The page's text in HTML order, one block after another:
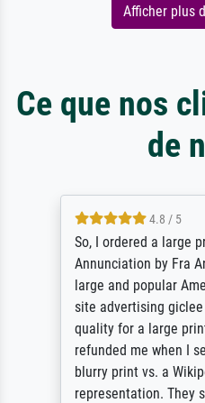
Afficher plus
Ce que nos
de
4.8 / 5
So, I ordered a large
Annunciation by Fra
large and popular
site advertising
quality for a large
refunded me when I
blurry print vs. a
representation. They